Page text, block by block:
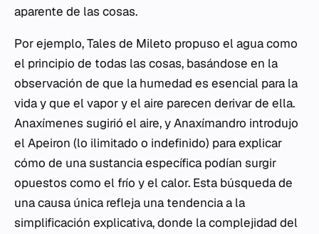
aparente de las cosas.
Por ejemplo, Tales de Mileto propuso el agua como
el principio de todas las cosas, basándose en la
observación de que la humedad es esencial para la
vida y que el vapor y el aire parecen derivar de ella.
Anaxímenes sugirió el aire, y Anaxímandro introdujo
elApeiron (lo ilimitado o indefinido) para explicar
cómo de una sustancia específica podían surgir
opuestos como el frío y el calor. Esta búsqueda de
una causa única refleja una tendencia a la
simplificación explicativa, donde la complejidad del